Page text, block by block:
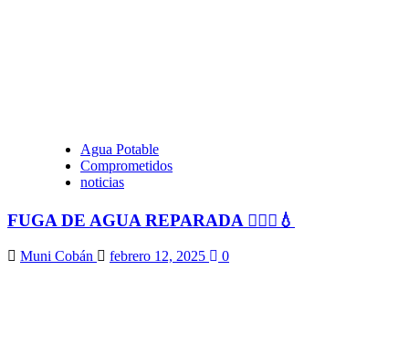
Agua Potable
Comprometidos
noticias
FUGA DE AGUA REPARADA 👷🏻‍♂️💧
Muni Cobán febrero 12, 2025 0